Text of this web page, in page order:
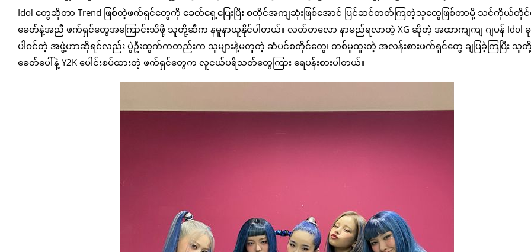
Idol တွေဆိုတာ Trend ဖြစ်တဲ့ဖက်ရှင်တွေကို ခေတ်ရှေ့ပြေးပြီး စတိုင်အကျဆုံးဖြစ်အောင် ပြင်ဆင်တတ်ကြတဲ့သူတွေဖြစ်တာမို့ သင်ကိုယ်တို
ခေတ်နဲ့အညီ ဖက်ရှင်တွေအကြောင်းသိဖို့ သူတို့ဆီက နမူနာယူနိုင်ပါတယ်။ လတ်တလော နာမည်ရလာတဲ့ XG ဆိုတဲ့ အထာကျကျ ဂျပန် Idol ခု
ပါဝင်တဲ့ အဖွဲ့ဟာဆိုရင်လည်း ပွဲဦးထွက်ကတည်းက သူများနဲ့မတူတဲ့ ဆံပင်စတိုင်တွေ၊ တစ်မူထူးတဲ့ အလန်းစားဖက်ရှင်တွေ ချပြခဲ့ကြပြီး သူ
ခေတ်ပေါ်နဲ့ Y2K ပေါင်းစပ်ထားတဲ့ ဖက်ရှင်တွေက လူငယ်ပရိသတ်တွေကြား ရေပန်းစားပါတယ်။